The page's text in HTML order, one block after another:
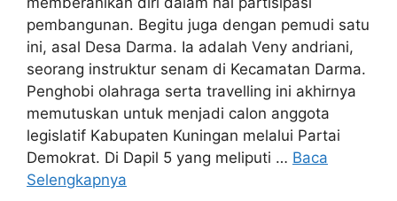
pembangunan. Begitu juga dengan pemudi satu
ini, asal Desa Darma. Ia adalah Veny andriani,
seorang instruktur senam di Kecamatan Darma.
Penghobi olahraga serta travelling ini akhirnya
memutuskan untuk menjadi calon anggota
legislatif Kabupaten Kuningan melalui Partai
Demokrat. Di Dapil 5 yang meliputi … Baca
Selengkapnya